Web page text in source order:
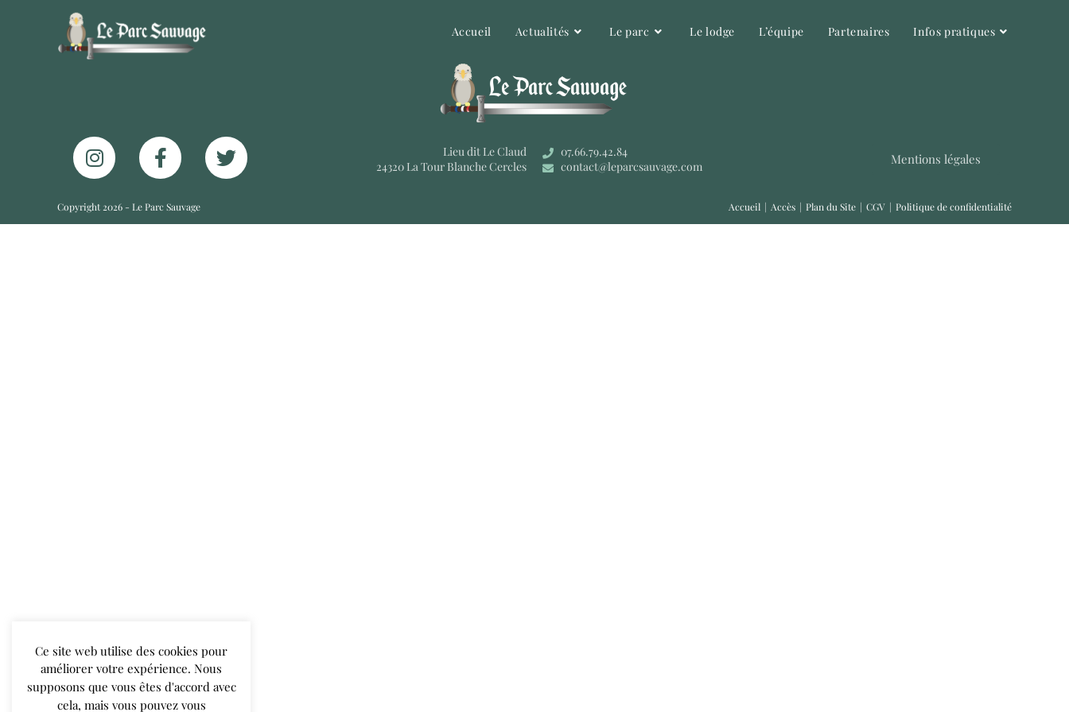
Accueil Actualités Le parc Le lodge L’équipe Partenaires Infos pratiques
Lieu dit Le Claud
24320 La Tour Blanche Cercles
07.66.79.42.84
contact@leparcsauvage.com
Mentions légales
Accueil Accès Plan du Site CGV Politique de confidentialité
Copyright 2026 - Le Parc Sauvage
Ce site web utilise des cookies pour
améliorer votre expérience. Nous
supposons que vous êtes d'accord avec
cela, mais vous pouvez vous